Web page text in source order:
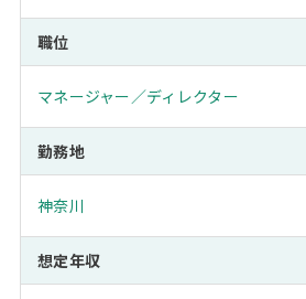
職位
マネージャー／ディレクター
勤務地
神奈川
想定年収